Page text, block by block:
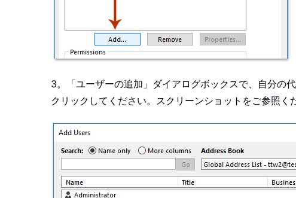
3。「ユーザーの追加」ダイアログボックスで、自分の
クリックしてください。スクリーンショットをご参照く